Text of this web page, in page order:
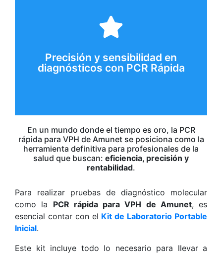
Precisión y sensibilidad en
diagnósticos con PCR Rápida
La tecnología RT-LAMP detecta patógenos con
una precisión comparable a la qPCR, incluso en
muestras con baja carga viral o genética. Esto la
convierte en una herramienta confiable para el
diagnóstico temprano y el monitoreo de
enfermedades.
En un mundo donde el tiempo es oro, la PCR
rápida para VPH de Amunet se posiciona como la
herramienta definitiva para profesionales de la
salud que buscan: eficiencia, precisión y
rentabilidad.
Para realizar pruebas de diagnóstico molecular
como la PCR rápida para VPH de Amunet, es
esencial contar con el Kit de Laboratorio Portable
Inicial.
Este kit incluye todo lo necesario para llevar a